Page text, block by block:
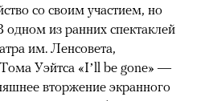
со своим участием, но
одном из ранних спектаклей
им. Ленсовета,
Тома Уэйтса «I’ll be gone» —
вторжение экранного